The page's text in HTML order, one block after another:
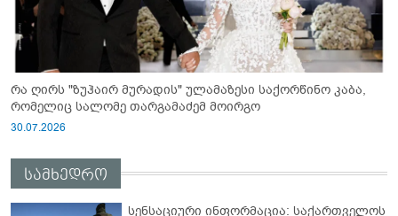
რა ღირს "ზუჰაირ მურადის" ულამაზესი საქორწინო კაბა,
რომელიც სალომე თარგამაძემ მოირგო
30.07.2026
სამხედრო
სენსაციური ინფორმაცია: საქართველოს